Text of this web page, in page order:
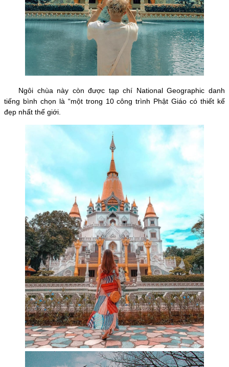
Ngôi chùa này còn được tạp chí National Geographic danh
tiếng bình chọn là “một trong 10 công trình Phật Giáo có thiết kế
đẹp nhất thế giới.